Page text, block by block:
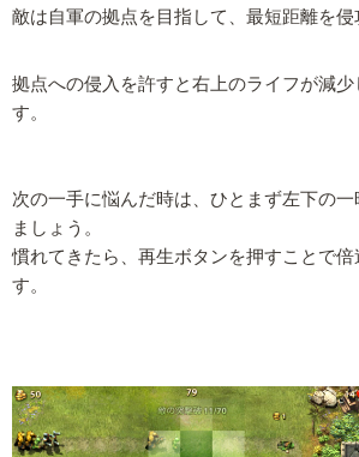
敵は自軍の拠点を目指して、最短距離を侵
拠点への侵入を許すと右上のライフが減
す。
次の一手に悩んだ時は、ひとまず左下の
ましょう。
慣れてきたら、再生ボタンを押すことで倍
す。